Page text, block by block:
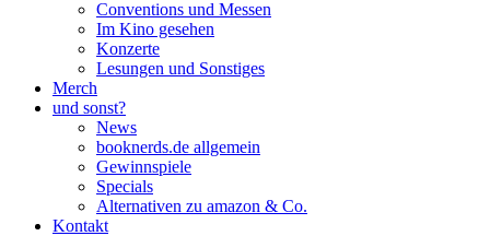
Conventions und Messen
Im Kino gesehen
Konzerte
Lesungen und Sonstiges
Merch
und sonst?
News
booknerds.de allgemein
Gewinnspiele
Specials
Alternativen zu amazon & Co.
Kontakt